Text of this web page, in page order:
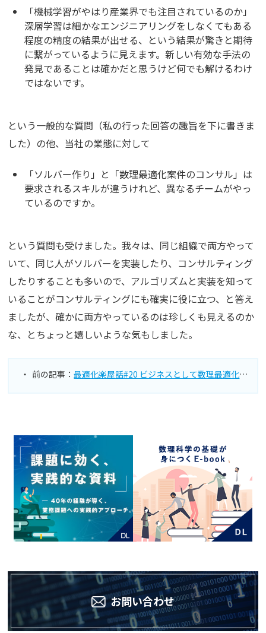
「機械学習がやはり産業界でも注目されているのか」
深層学習は細かなエンジニアリングをしなくてもある
程度の精度の結果が出せる、という結果が驚きと期待
に繋がっているように見えます。新しい有効な手法の
発見であることは確かだと思うけど何でも解けるわけ
ではないです。
という一般的な質問（私の行った回答の趣旨を下に書きま
した）の他、当社の業態に対して
「ソルバー作り」と「数理最適化案件のコンサル」は
要求されるスキルが違うけれど、異なるチームがやっ
ているのですか。
という質問も受けました。我々は、同じ組織で両方やって
いて、同じ人がソルバーを実装したり、コンサルティング
したりすることも多いので、アルゴリズムと実装を知って
いることがコンサルティングにも確実に役に立つ、と答え
ましたが、確かに両方やっているのは珍しくも見えるのか
な、とちょっと嬉しいような気もしました。
前の記事：最適化楽屋話#20 ビジネスとして数理最適化を実践するために
お問い合わせ